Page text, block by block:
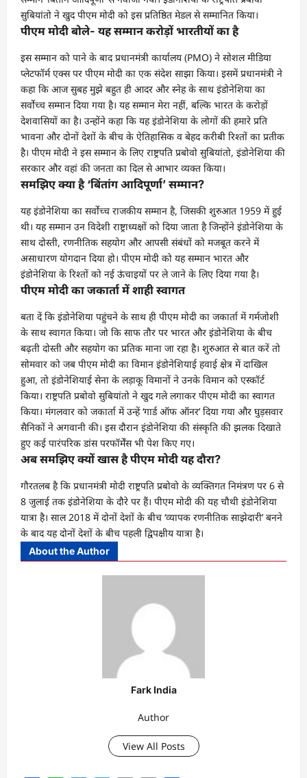
सुबियांतो ने खुद पीएम मोदी को इस प्रतिष्ठित मेडल से सम्मानित किया।
पीएम मोदी बोले- यह सम्मान करोड़ों भारतीयों का है
इस सम्मान को पाने के बाद प्रधानमंत्री कार्यालय (PMO) ने सोशल मीडिया
प्लेटफॉर्म एक्स पर पीएम मोदी का एक संदेश साझा किया। इसमें प्रधानमंत्री ने
कहा कि आज सुबह मुझे बहुत ही आदर और स्नेह के साथ इंडोनेशिया का
सर्वोच्च सम्मान दिया गया है। यह सम्मान मेरा नहीं, बल्कि भारत के करोड़ों
देशवासियों का है। उन्होंने कहा कि यह इंडोनेशिया के लोगों की हमारे प्रति
भावना और दोनों देशों के बीच के ऐतिहासिक व बेहद करीबी रिश्तों का प्रतीक
है। पीएम मोदी ने इस सम्मान के लिए राष्ट्रपति प्रबोवो सुबियांतो, इंडोनेशिया की
सरकार और वहां की जनता का दिल से आभार व्यक्त किया।
समझिए क्या है ‘बिंतांग आदिपूर्णा’ सम्मान?
यह इंडोनेशिया का सर्वोच्च राजकीय सम्मान है, जिसकी शुरुआत 1959 में हुई
थी। यह सम्मान उन विदेशी राष्ट्राध्यक्षों को दिया जाता है जिन्होंने इंडोनेशिया के
साथ दोस्ती, रणनीतिक सहयोग और आपसी संबंधों को मजबूत करने में
असाधारण योगदान दिया हो। पीएम मोदी को यह सम्मान भारत और
इंडोनेशिया के रिश्तों को नई ऊंचाइयों पर ले जाने के लिए दिया गया है।
पीएम मोदी का जकार्ता में शाही स्वागत
बता दें कि इंडोनेशिया पहुंचने के साथ ही पीएम मोदी का जकार्ता में गर्मजोशी
के साथ स्वागत किया। जो कि साफ तौर पर भारत और इंडोनेशिया के बीच
बढ़ती दोस्ती और सहयोग का प्रतिक माना जा रहा है। शुरुआत से बात करें तो
सोमवार को जब पीएम मोदी का विमान इंडोनेशियाई हवाई क्षेत्र में दाखिल
हुआ, तो इंडोनेशियाई सेना के लड़ाकू विमानों ने उनके विमान को एस्कॉर्ट
किया। राष्ट्रपति प्रबोवो सुबियांतो ने खुद गले लगाकर पीएम मोदी का स्वागत
किया। मंगलवार को जकार्ता में उन्हें ‘गार्ड ऑफ ऑनर’ दिया गया और घुड़सवार
सैनिकों ने अगवानी की। इस दौरान इंडोनेशिया की संस्कृति की झलक दिखाते
हुए कई पारंपरिक डांस परफॉर्मेंस भी पेश किए गए।
अब समझिए क्यों खास है पीएम मोदी यह दौरा?
गौरतलब है कि प्रधानमंत्री मोदी राष्ट्रपति प्रबोवो के व्यक्तिगत निमंत्रण पर 6 से
8 जुलाई तक इंडोनेशिया के दौरे पर हैं। पीएम मोदी की यह चौथी इंडोनेशिया
यात्रा है। साल 2018 में दोनों देशों के बीच ‘व्यापक रणनीतिक साझेदारी’ बनने
के बाद यह दोनों देशों के बीच पहली द्विपक्षीय यात्रा है।
About the Author
Fark India
Author
View All Posts